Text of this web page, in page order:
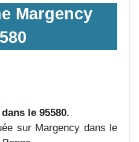
Margency
le 95580.
sur Margency dans le